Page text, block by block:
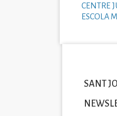
CENTRE
ESCOLA
SANT